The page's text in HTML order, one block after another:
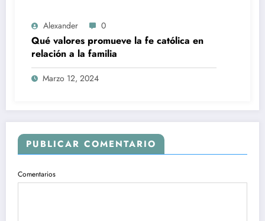
Alexander 0
Qué valores promueve la fe católica en
relación a la familia
Marzo 12, 2024
PUBLICAR COMENTARIO
Comentarios